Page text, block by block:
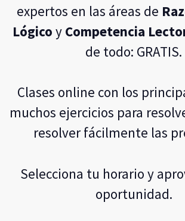
expertos en las áreas de
Lógico y Competencia
de todo: GRATIS.
Clases online con los
muchos ejercicios para
resolver fácilmente las
Selecciona tu horario y
oportunidad.